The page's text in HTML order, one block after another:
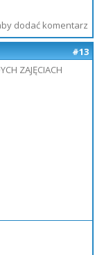
dodać komentarz
#13
ZAJĘCIACH